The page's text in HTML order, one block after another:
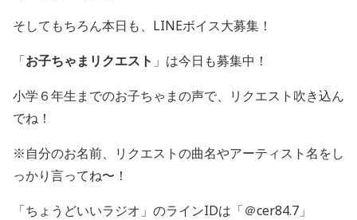
そしてもちろん本日も、LINEボイス大募集！
「お子ちゃまリクエスト 」は今日も募集中！
小学６年生までのお子ちゃまの声で、リクエスト吹き込ん
でね！
※自分のお名前、リクエストの曲名やアーティスト名をし
っかり言ってね〜！
「ちょうどいいラジオ」のラインIDは「＠cer84.7」